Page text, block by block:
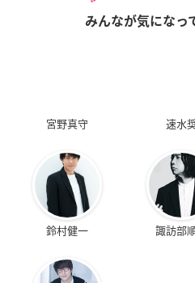
みんなが気になっ
宮野真守 速水
鈴村健一 諏訪部